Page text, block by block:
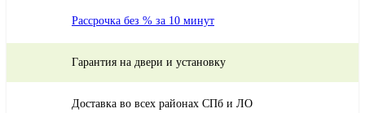
Рассрочка без % за 10 минут
Гарантия на двери и установку
Доставка во всех районах СПб и ЛО